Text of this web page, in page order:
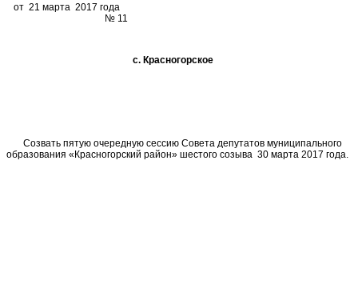
от 21 марта 2017 года
№ 11
с. Красногорское
Созвать пятую очередную сессию Совета депутатов муниципального
образования «Красногорский район» шестого созыва 30 марта 2017 года.